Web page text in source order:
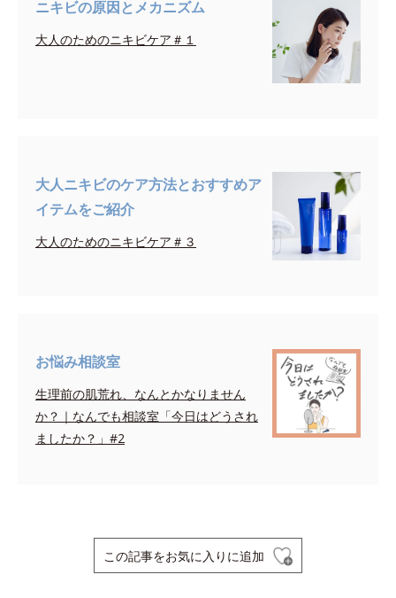
ニキビの原因とメカニズム
大人のためのニキビケア＃１
大人ニキビのケア方法とおすすめア
イテムをご紹介
大人のためのニキビケア＃３
お悩み相談室
生理前の肌荒れ、なんとかなりません
か？｜なんでも相談室「今日はどうされ
ましたか？」#2
この記事をお気に入りに追加